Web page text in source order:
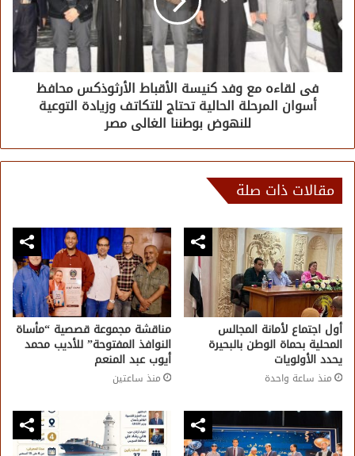
فى لقاءه مع وفد كنيسة الأقباط الأرثوذكس محافظ
أسوان المرحلة الحالية تحتاج للتكاتف وزيادة التوعية
للنهوض بوطننا الغالى مصر
مقالات ذات صلة
أول اجتماع لأمانة المجالس
المحلية بحماة الوطن بالبحيرة
يحدد الأولويات
منذ ساعة واحدة
مناقشة مجموعة قصصية “مأساة
النوافذ المفتوحة” للأديب محمد
أيوب عبد المنعم
منذ ساعتين